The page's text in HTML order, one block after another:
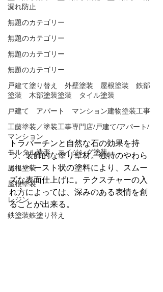
漏れ防止
無題のカテゴリー
無題のカテゴリー
無題のカテゴリー
無題のカテゴリー
戸建て塗り替え 外壁塗装 屋根塗装 鉄部
塗装 木部塗装塗装 タイル塗装
戸建て アパート マンション建物塗装工事
工藤塗装／塗装工事専門店/戸建て/アパート/
マンション
モルタル造形 エイジング塗装
屋根塗装
屋根塗装
レジン
鉄塗装鉄塗り替え
トラバーチンと自然な石の効果を持
つ、装飾的な塗り壁材。独特のやわら
かいペースト状の塗料により、スムー
ズな表面仕上げに。テクスチャーの入
れ方によっては、深みのある表情を創
ることが出来る。